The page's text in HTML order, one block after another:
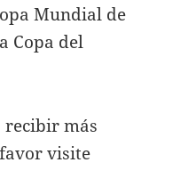
Mundial de
Copa del
recibir más
visite